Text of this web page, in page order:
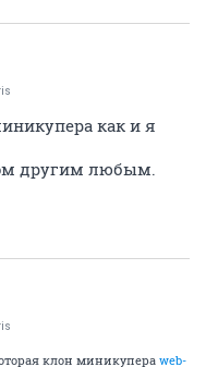
как и я
другим любым.
клон миникупера web-